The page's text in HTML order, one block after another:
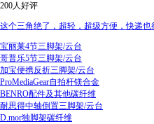
200人好评
这个三角绝了，超轻，超级方便，快递也
宝丽莱4节三脚架/云台
哥普乐5节三脚架/云台
加宝便携反折三脚架/云台
ProMediaGear自拍杆镁合金
BENRO配件及其他碳纤维
耐思得中轴倒置三脚架/云台
D.mor独脚架碳纤维